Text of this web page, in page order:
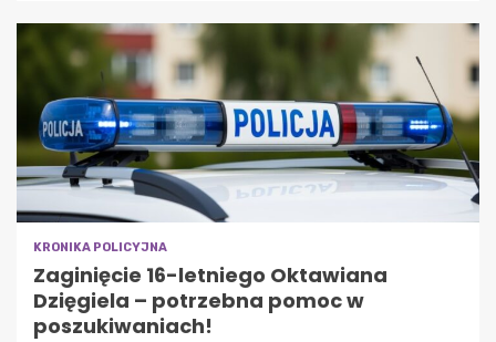
KRONIKA POLICYJNA
Zaginięcie 16-letniego Oktawiana
Dzięgiela – potrzebna pomoc w
poszukiwaniach!